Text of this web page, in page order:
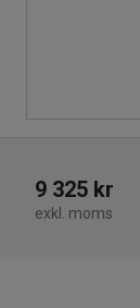
9 325 kr
exkl. moms